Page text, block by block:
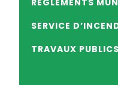
RÈGLEMENTS
SERVICE
TRAVAUX PUBLICS